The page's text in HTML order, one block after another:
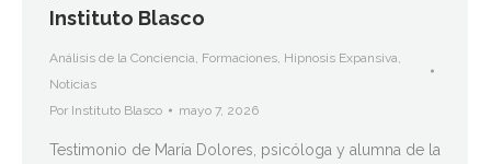
Instituto Blasco
Análisis de la Conciencia, Formaciones, Hipnosis Expansiva,
Noticias
Por Instituto Blasco mayo 7, 2026
Testimonio de María Dolores, psicóloga y alumna de la